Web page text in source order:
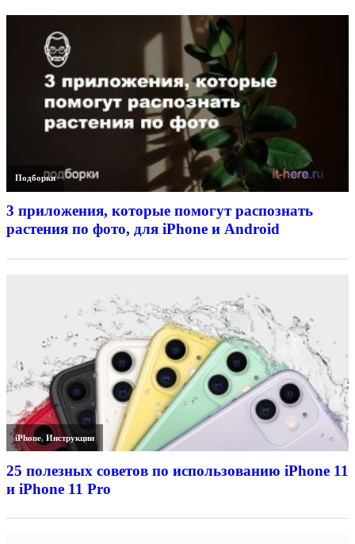
Подборки
3 приложения, которые помогут распознать
растения по фото, для iPhone и Android
iPhone,Инструкции
25 полезных советов по использованию iPhone 11
и iPhone 11 Pro